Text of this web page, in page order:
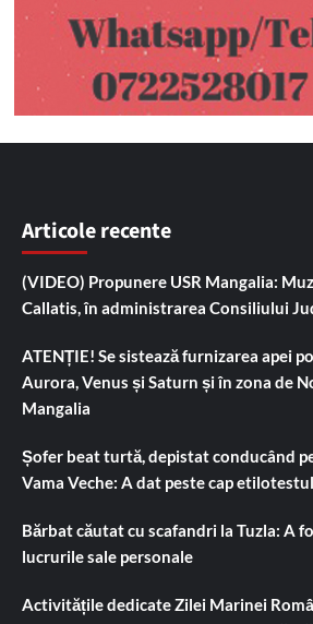
Articole recente
(VIDEO) Propunere USR Mangalia:
Callatis, în administrarea Consiliului
ATENȚIE! Se sistează furnizarea apei
Aurora, Venus și Saturn și în zona de
Mangalia
Șofer beat turtă, depistat conducând
Vama Veche: A dat peste cap etilotestul
Bărbat căutat cu scafandri la Tuzla: A
lucrurile sale personale
Activitățile dedicate Zilei Marinei